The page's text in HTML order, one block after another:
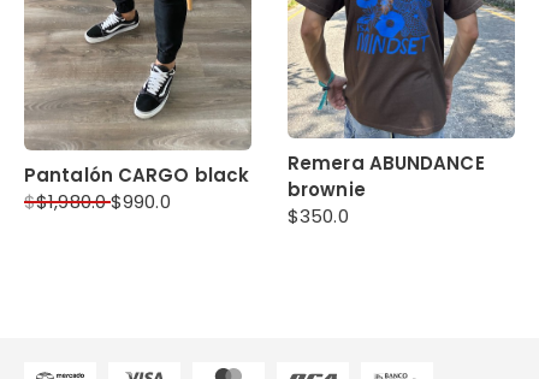
Pantalón CARGO black
$$1,980.0$990.0
Remera ABUNDANCE
brownie
$350.0